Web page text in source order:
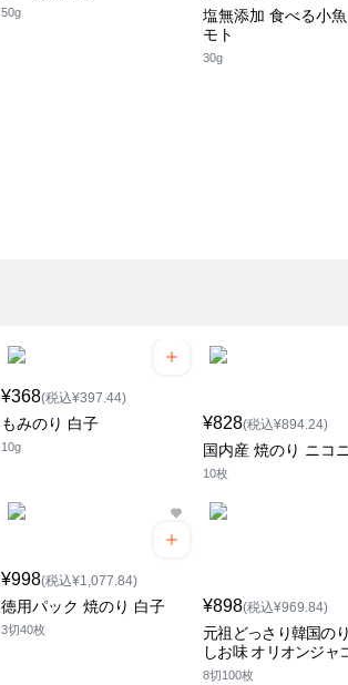
50g
塩無添加 食べる小
モト
30g
¥368(税込¥397.44)
もみのり 白子
10g
¥828(税込¥894.24)
国内産 焼のり ニコ
10枚
¥998(税込¥1,077.84)
徳用パック 焼のり 白子
3切40枚
¥898(税込¥969.84)
元祖どっさり韓国の
しお味 オリオンジャ
8切100枚